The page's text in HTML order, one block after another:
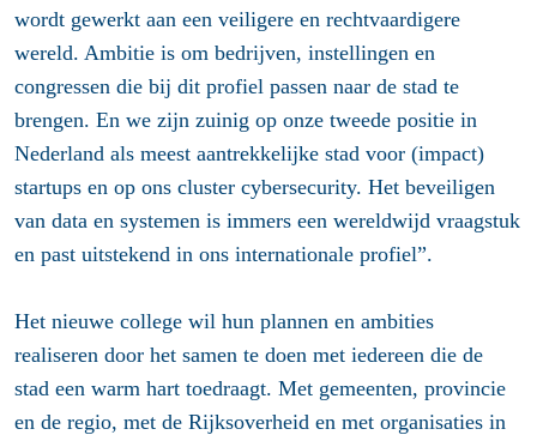
wordt gewerkt aan een veiligere en rechtvaardigere
wereld. Ambitie is om bedrijven, instellingen en
congressen die bij dit profiel passen naar de stad te
brengen. En we zijn zuinig op onze tweede positie in
Nederland als meest aantrekkelijke stad voor (impact)
startups en op ons cluster cybersecurity. Het beveiligen
van data en systemen is immers een wereldwijd vraagstuk
en past uitstekend in ons internationale profiel”.
Het nieuwe college wil hun plannen en ambities
realiseren door het samen te doen met iedereen die de
stad een warm hart toedraagt. Met gemeenten, provincie
en de regio, met de Rijksoverheid en met organisaties in